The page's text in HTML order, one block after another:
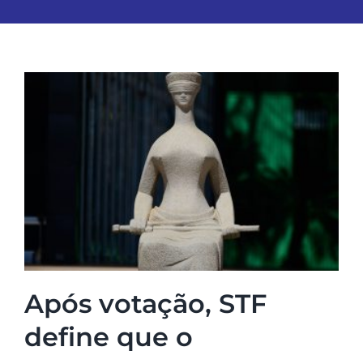
Após votação, STF
define que o